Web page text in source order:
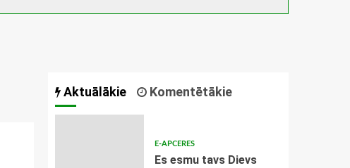
Aktuālākie Komentētākie
E-APCERES
Es esmu tavs Dievs